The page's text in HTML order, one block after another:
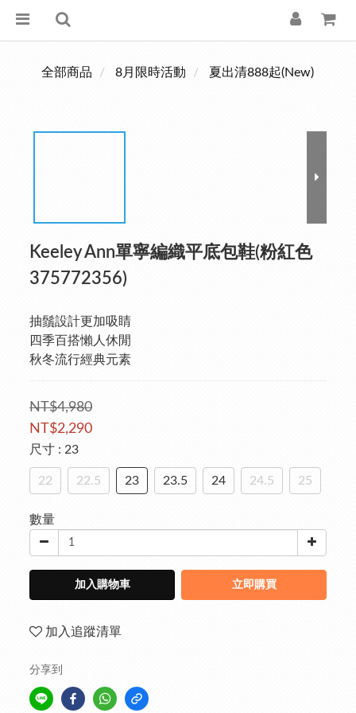
全部商品 8月限時活動 夏出清888起(New)
Keeley Ann單寧編織平底包鞋(粉紅色
375772356)
抽鬚設計更加吸睛
四季百搭懶人休閒
秋冬流行經典元素
NT$4,980
NT$2,290
尺寸 : 23
22 22.5 23 23.5 24 24.5 25
數量
加入購物車 立即購買
加入追蹤清單
分享到